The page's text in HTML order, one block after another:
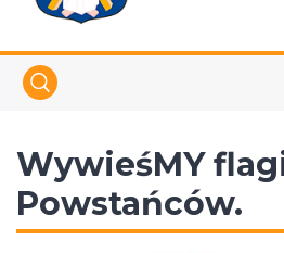
WywieśMY
Powstańców.